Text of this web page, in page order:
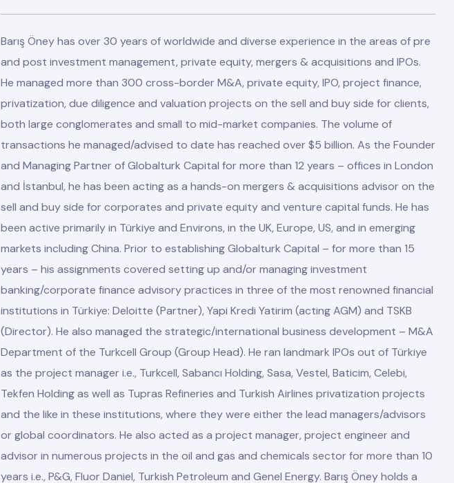
Barış Öney has over 30 years of worldwide and diverse experience in the areas of pre
and post investment management, private equity, mergers & acquisitions and IPOs.
He managed more than 300 cross-border M&A, private equity, IPO, project finance,
privatization, due diligence and valuation projects on the sell and buy side for clients,
both large conglomerates and small to mid-market companies. The volume of
transactions he managed/advised to date has reached over $5 billion. As the Founder
and Managing Partner of Globalturk Capital for more than 12 years – offices in London
and İstanbul, he has been acting as a hands-on mergers & acquisitions advisor on the
sell and buy side for corporates and private equity and venture capital funds. He has
been active primarily in Türkiye and Environs, in the UK, Europe, US, and in emerging
markets including China. Prior to establishing Globalturk Capital – for more than 15
years – his assignments covered setting up and/or managing investment
banking/corporate finance advisory practices in three of the most renowned financial
institutions in Türkiye: Deloitte (Partner), Yapi Kredi Yatirim (acting AGM) and TSKB
(Director). He also managed the strategic/international business development – M&A
Department of the Turkcell Group (Group Head). He ran landmark IPOs out of Türkiye
as the project manager i.e., Turkcell, Sabancı Holding, Sasa, Vestel, Baticim, Celebi,
Tekfen Holding as well as Tupras Refineries and Turkish Airlines privatization projects
and the like in these institutions, where they were either the lead managers/advisors
or global coordinators. He also acted as a project manager, project engineer and
advisor in numerous projects in the oil and gas and chemicals sector for more than 10
years i.e., P&G, Fluor Daniel, Turkish Petroleum and Genel Energy. Barış Öney holds a